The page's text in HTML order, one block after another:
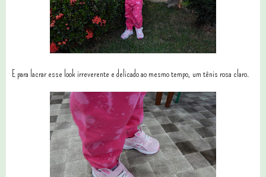
E para lacrar esse look irreverente e delicado ao mesmo tempo, um tênis rosa claro.